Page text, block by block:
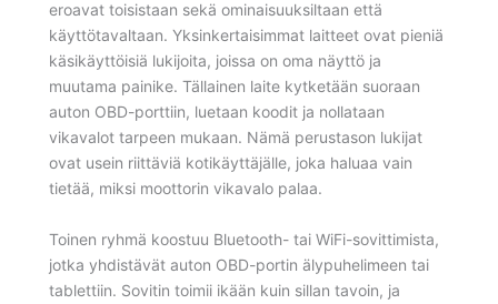
eroavat toisistaan sekä ominaisuuksiltaan että
käyttötavaltaan. Yksinkertaisimmat laitteet ovat pieniä
käsikäyttöisiä lukijoita, joissa on oma näyttö ja
muutama painike. Tällainen laite kytketään suoraan
auton OBD-porttiin, luetaan koodit ja nollataan
vikavalot tarpeen mukaan. Nämä perustason lukijat
ovat usein riittäviä kotikäyttäjälle, joka haluaa vain
tietää, miksi moottorin vikavalo palaa.
Toinen ryhmä koostuu Bluetooth- tai WiFi-sovittimista,
jotka yhdistävät auton OBD-portin älypuhelimeen tai
tablettiin. Sovitin toimii ikään kuin sillan tavoin, ja